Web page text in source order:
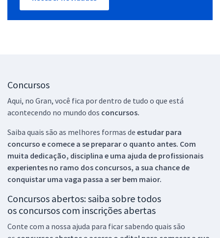
Concursos
Aqui, no Gran, você fica por dentro de tudo o que está
acontecendo no mundo dos concursos.
Saiba quais são as melhores formas de estudar para
concurso e comece a se preparar o quanto antes. Com
muita dedicação, disciplina e uma ajuda de profissionais
experientes no ramo dos concursos, a sua chance de
conquistar uma vaga passa a ser bem maior.
Concursos abertos: saiba sobre todos
os concursos com inscrições abertas
Conte com a nossa ajuda para ficar sabendo quais são